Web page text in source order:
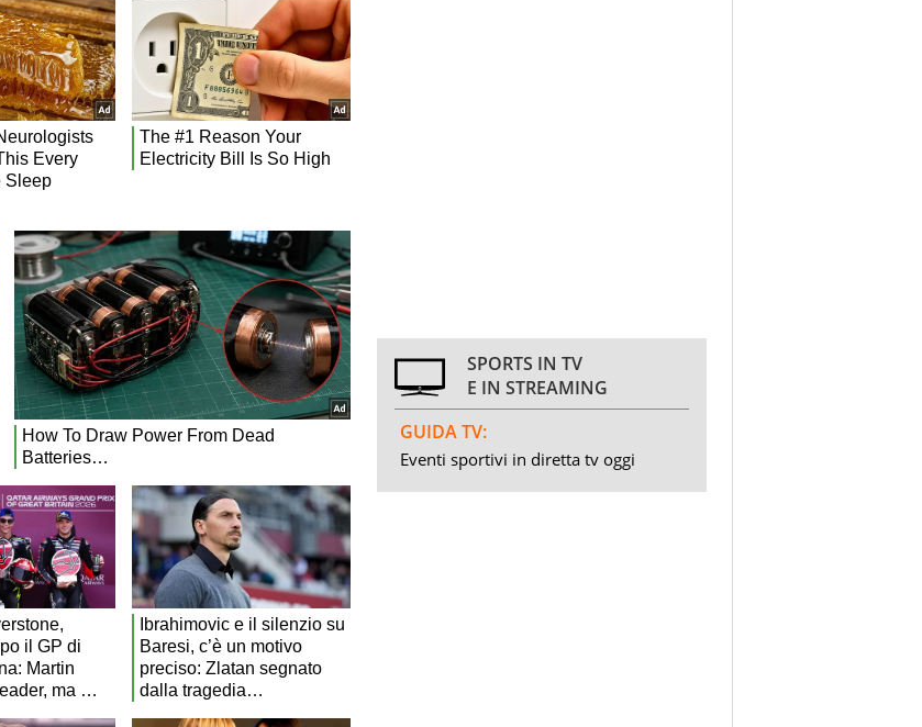
SPORTS IN TV
E IN STREAMING
GUIDA TV:
Eventi sportivi in diretta tv oggi